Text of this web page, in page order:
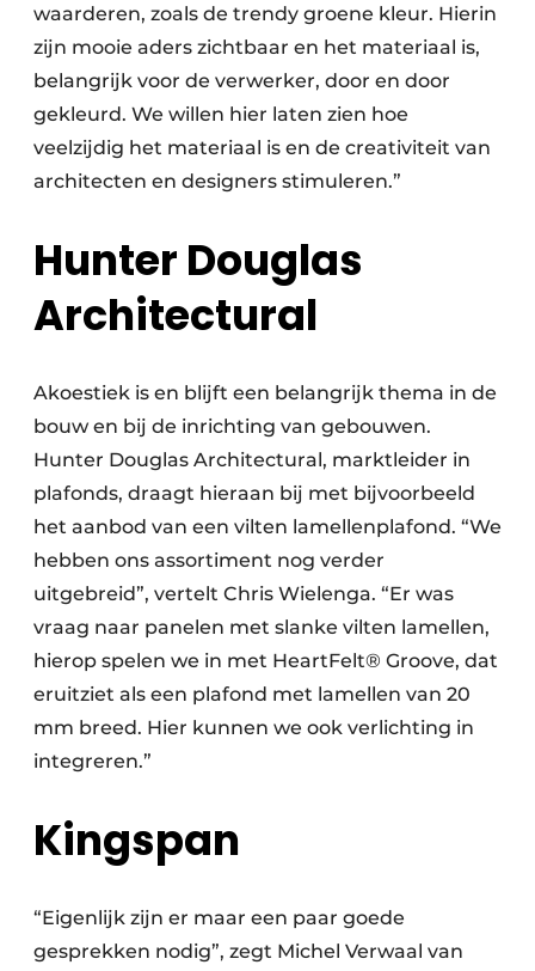
waarderen, zoals de trendy groene kleur. Hierin
zijn mooie aders zichtbaar en het materiaal is,
belangrijk voor de verwerker, door en door
gekleurd. We willen hier laten zien hoe
veelzijdig het materiaal is en de creativiteit van
architecten en designers stimuleren.”
Hunter Douglas
Architectural
Akoestiek is en blijft een belangrijk thema in de
bouw en bij de inrichting van gebouwen.
Hunter Douglas Architectural, marktleider in
plafonds, draagt hieraan bij met bijvoorbeeld
het aanbod van een vilten lamellenplafond. “We
hebben ons assortiment nog verder
uitgebreid”, vertelt Chris Wielenga. “Er was
vraag naar panelen met slanke vilten lamellen,
hierop spelen we in met HeartFelt® Groove, dat
eruitziet als een plafond met lamellen van 20
mm breed. Hier kunnen we ook verlichting in
integreren.”
Kingspan
“Eigenlijk zijn er maar een paar goede
gesprekken nodig”, zegt Michel Verwaal van